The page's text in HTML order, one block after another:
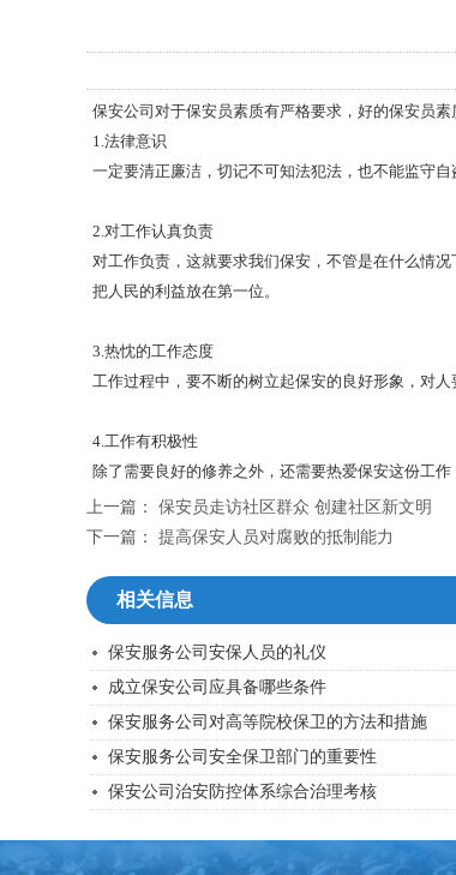
保安公司对于保安员素质有严格要求，好的保安员素
1.法律意识
一定要清正廉洁，切记不可知法犯法，也不能监守
2.对工作认真负责
对工作负责，这就要求我们保安，不管是在什么情
把人民的利益放在第一位。
3.热忱的工作态度
工作过程中，要不断的树立起保安的良好形象，对
4.工作有积极性
除了需要良好的修养之外，还需要热爱保安这份工
上一篇： 保安员走访社区群众 创建社区新文明
下一篇： 提高保安人员对腐败的抵制能力
相关信息
保安服务公司安保人员的礼仪
成立保安公司应具备哪些条件
保安服务公司对高等院校保卫的方法和措施
保安服务公司安全保卫部门的重要性
保安公司治安防控体系综合治理考核